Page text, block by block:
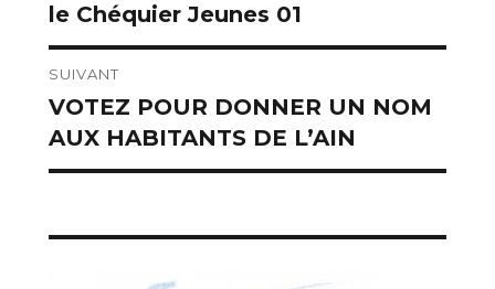
de
l’article
Publication
précédente :
le Chéquier Jeunes 01
SUIVANT
Publication
suivante :
VOTEZ POUR DONNER UN NOM
AUX HABITANTS DE L’AIN